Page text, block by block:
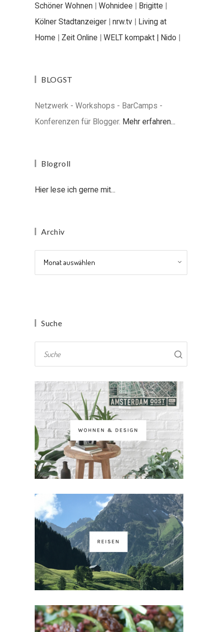
Schöner Wohnen | Wohnidee | Brigitte |
Kölner Stadtanzeiger | nrw.tv | Living at
Home | Zeit Online | WELT kompakt | Nido |
BLOGST
Netzwerk - Workshops - BarCamps -
Konferenzen für Blogger. Mehr erfahren...
Blogroll
Hier lese ich gerne mit...
Archiv
Suche